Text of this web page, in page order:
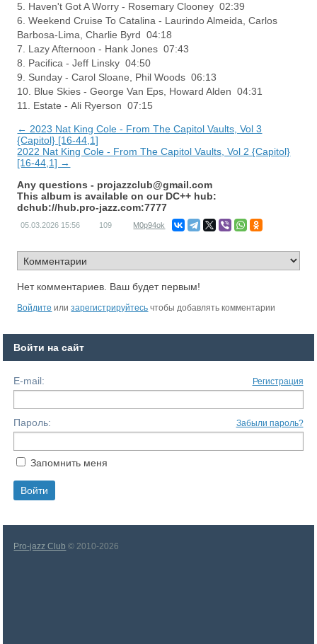
5. Haven't Got A Worry - Rosemary Clooney 02:39
6. Weekend Cruise To Catalina - Laurindo Almeida, Carlos
Barbosa-Lima, Charlie Byrd 04:18
7. Lazy Afternoon - Hank Jones 07:43
8. Pacifica - Jeff Linsky 04:50
9. Sunday - Carol Sloane, Phil Woods 06:13
10. Blue Skies - George Van Eps, Howard Alden 04:31
11. Estate - Ali Ryerson 07:15
← 2023 Nat King Cole - From The Capitol Vaults, Vol 3
{Capitol} [16-44,1]
2022 Nat King Cole - From The Capitol Vaults, Vol 2 {Capitol}
[16-44,1] →
Any questions - projazzclub@gmail.com
This album is available on our DC++ hub:
dchub://hub.pro-jazz.com:7777
05.03.2026 15:56 109 M0p94ok
Нет комментариев. Ваш будет первым!
Войдите илизарегистрируйтесь чтобы добавлять комментарии
Войти на сайт
E-mail: Регистрация
Пароль: Забыли пароль?
Запомнить меня
Pro-jazz Club © 2010-2026